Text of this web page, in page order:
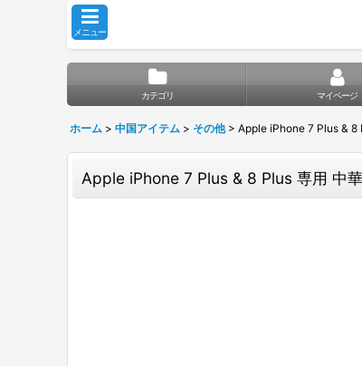
メニュー
カテゴリ マイページ
ホーム > 中国アイテム > その他 > Apple iPhone 7 Plus & 8
Apple iPhone 7 Plus & 8 Plus 専用 中